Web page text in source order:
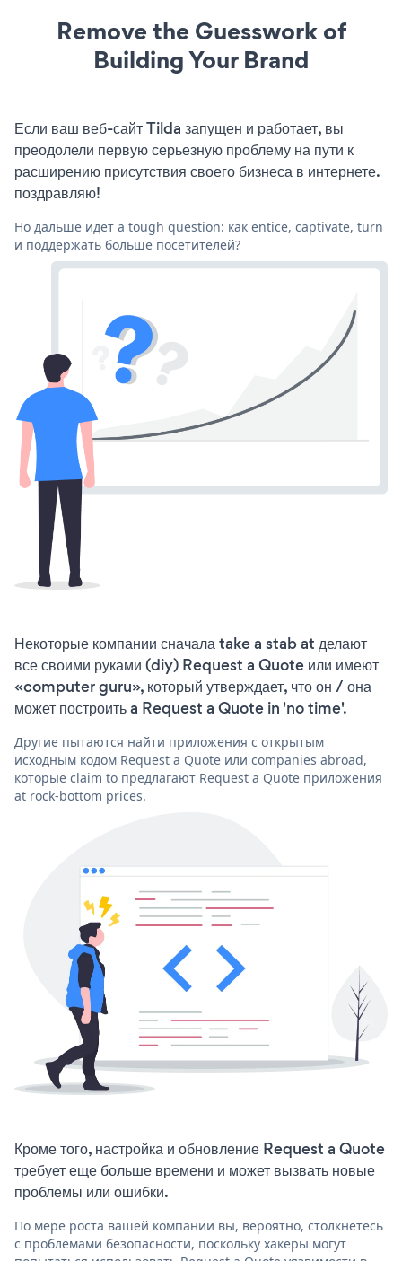
Remove the Guesswork of
Building Your Brand
Если ваш веб-сайт Tilda запущен и работает, вы
преодолели первую серьезную проблему на пути к
расширению присутствия своего бизнеса в интернете.
поздравляю!
Но дальше идет a tough question: как entice, captivate, turn
и поддержать больше посетителей?
Некоторые компании сначала take a stab at делают
все своими руками (diy) Request a Quote или имеют
«computer guru», который утверждает, что он / она
может построить a Request a Quote in 'no time'.
Другие пытаются найти приложения с открытым
исходным кодом Request a Quote или companies abroad,
которые claim to предлагают Request a Quote приложения
at rock-bottom prices.
Кроме того, настройка и обновление Request a Quote
требует еще больше времени и может вызвать новые
проблемы или ошибки.
По мере роста вашей компании вы, вероятно, столкнетесь
с проблемами безопасности, поскольку хакеры могут